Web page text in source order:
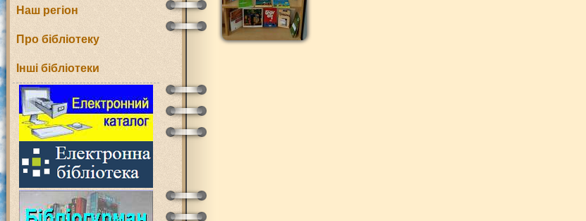
Наш регіон
Про бібліотеку
Інші бібліотеки